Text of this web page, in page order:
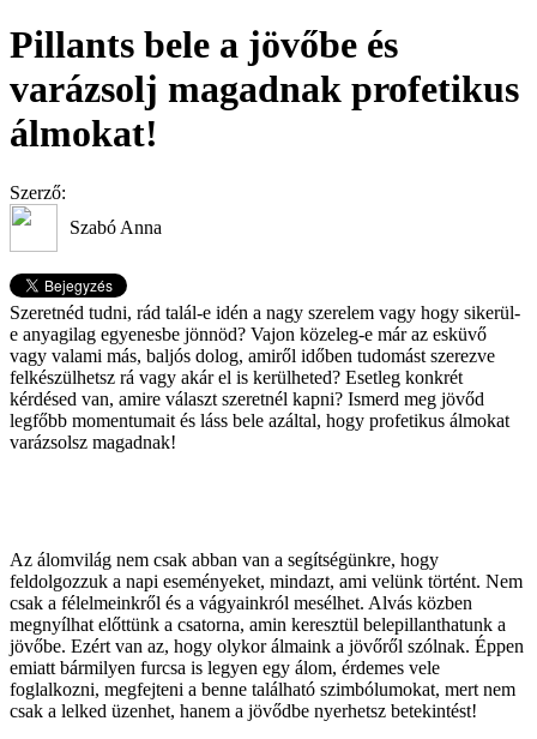
Pillants bele a jövőbe és
varázsolj magadnak profetikus
álmokat!
Szerző:
Szabó Anna
Szeretnéd tudni, rád talál-e idén a nagy szerelem vagy hogy sikerül-
e anyagilag egyenesbe jönnöd? Vajon közeleg-e már az esküvő
vagy valami más, baljós dolog, amiről időben tudomást szerezve
felkészülhetsz rá vagy akár el is kerülheted? Esetleg konkrét
kérdésed van, amire választ szeretnél kapni? Ismerd meg jövőd
legfőbb momentumait és láss bele azáltal, hogy profetikus álmokat
varázsolsz magadnak!
Az álomvilág nem csak abban van a segítségünkre, hogy
feldolgozzuk a napi eseményeket, mindazt, ami velünk történt. Nem
csak a félelmeinkről és a vágyainkról mesélhet. Alvás közben
megnyílhat előttünk a csatorna, amin keresztül belepillanthatunk a
jövőbe. Ezért van az, hogy olykor álmaink a jövőről szólnak. Éppen
emiatt bármilyen furcsa is legyen egy álom, érdemes vele
foglalkozni, megfejteni a benne található szimbólumokat, mert nem
csak a lelked üzenhet, hanem a jövődbe nyerhetsz betekintést!